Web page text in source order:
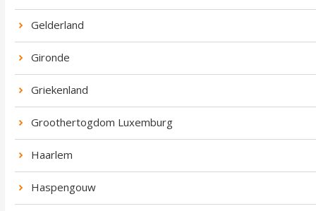
Gelderland
Gironde
Griekenland
Groothertogdom Luxemburg
Haarlem
Haspengouw